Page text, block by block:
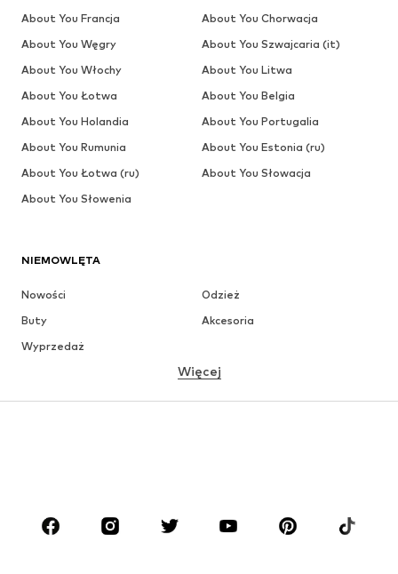
NIEMOWLĘTA
Nowości
Odzież
Buty
Akcesoria
Wyprzedaż
MARKI
Więcej
About You Francja
About You Chorwacja
About You Węgry
About You Szwajcaria (it)
About You Włochy
About You Litwa
About You Łotwa
About You Belgia
About You Holandia
About You Portugalia
About You Rumunia
About You Estonia (ru)
About You Łotwa (ru)
About You Słowacja
About You Słowenia